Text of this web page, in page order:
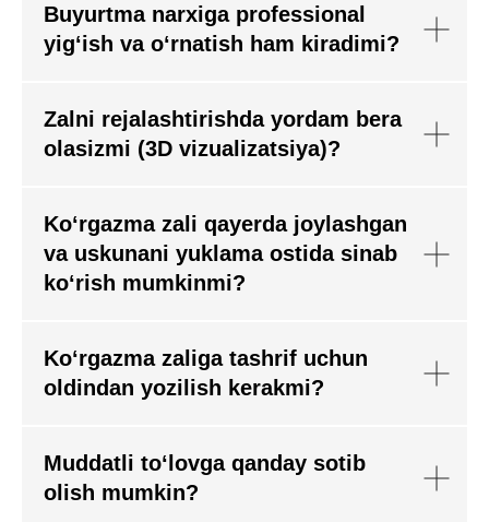
Buyurtma narxiga professional
yig‘ish va o‘rnatish ham kiradimi?
Zalni rejalashtirishda yordam bera
olasizmi (3D vizualizatsiya)?
Ko‘rgazma zali qayerda joylashgan
va uskunani yuklama ostida sinab
ko‘rish mumkinmi?
Ko‘rgazma zaliga tashrif uchun
oldindan yozilish kerakmi?
Muddatli to‘lovga qanday sotib
olish mumkin?